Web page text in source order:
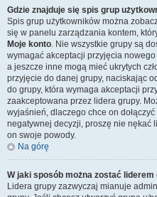
Gdzie znajduje się spis grup
Spis grup użytkowników można
się w panelu zarządzania kontem,
Moje konto. Nie wszystkie grupy są
wymagać akceptacji przyjęcia
a jeszcze inne mogą mieć ukrytych
przyjęcie do danej grupy, naciskając
do grupy, która wymaga akceptacji
zaakceptowana przez lidera grupy.
wyjaśnień, dlaczego chce on
negatywnej decyzji, proszę nie nękać
on swoje powody.
Na górę
W jaki sposób można zostać liderem
Lidera grupy zazwyczaj mianuje